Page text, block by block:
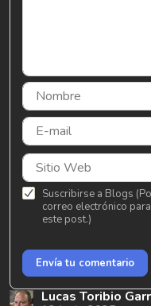
Suscribirse a Blogs
correo electrónico
este post.)
Envía tu comentario
Lucas Toribio